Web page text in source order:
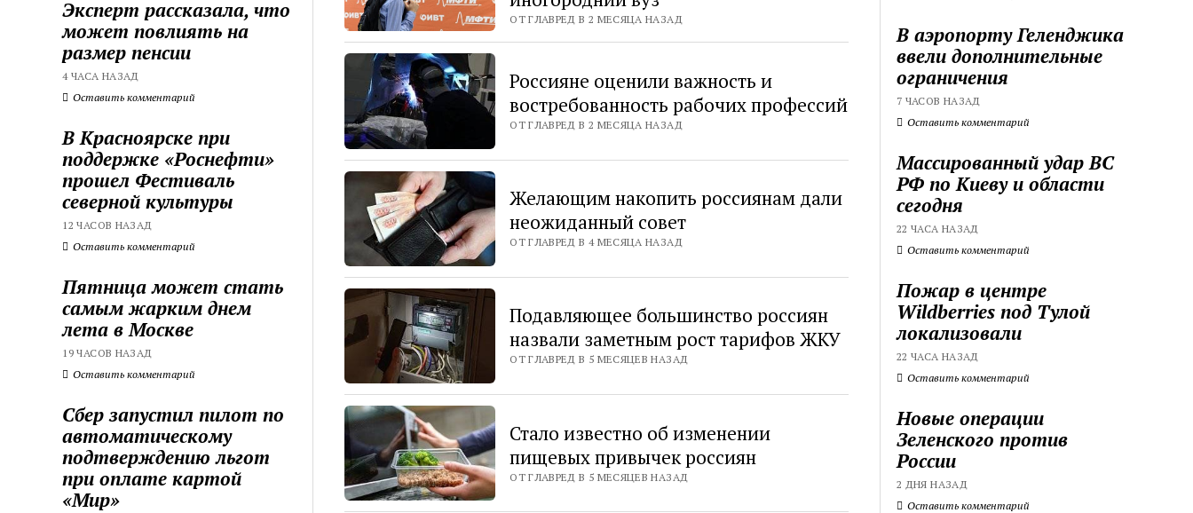
Эксперт рассказала, что
может повлиять на
размер пенсии
4 ЧАСА НАЗАД
Оставить комментарий
В Красноярске при
поддержке «Роснефти»
прошел Фестиваль
северной культуры
12 ЧАСОВ НАЗАД
Оставить комментарий
Пятница может стать
самым жарким днем
лета в Москве
19 ЧАСОВ НАЗАД
Оставить комментарий
Сбер запустил пилот по
автоматическому
подтверждению льгот
при оплате картой
«Мир»
ОТ ГЛАВРЕД В 2 МЕСЯЦА НАЗАД
Россияне оценили важность и
востребованность рабочих профессий
ОТ ГЛАВРЕД В 2 МЕСЯЦА НАЗАД
Желающим накопить россиянам дали
неожиданный совет
ОТ ГЛАВРЕД В 4 МЕСЯЦА НАЗАД
Подавляющее большинство россиян
назвали заметным рост тарифов ЖКУ
ОТ ГЛАВРЕД В 5 МЕСЯЦЕВ НАЗАД
Стало известно об изменении
пищевых привычек россиян
ОТ ГЛАВРЕД В 5 МЕСЯЦЕВ НАЗАД
В аэропорту Геленджика
ввели дополнительные
ограничения
7 ЧАСОВ НАЗАД
Оставить комментарий
Массированный удар ВС
РФ по Киеву и области
сегодня
22 ЧАСА НАЗАД
Оставить комментарий
Пожар в центре
Wildberries под Тулой
локализовали
22 ЧАСА НАЗАД
Оставить комментарий
Новые операции
Зеленского против
России
2 ДНЯ НАЗАД
Оставить комментарий